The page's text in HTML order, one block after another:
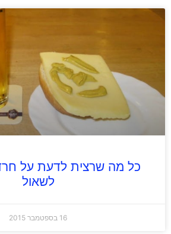
כל מה שרצית לדעת על
לשאול
16 בספטמבר 2015